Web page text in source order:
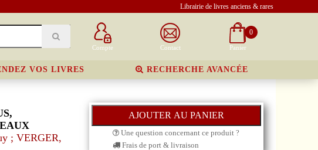
Librairie de livres anciens & rares
Compte Contact
0
Panier
VOS LIVRES RECHERCHE AVANCÉE
; VERGER,
Une question concernant ce produit ?
Frais de port & livraison